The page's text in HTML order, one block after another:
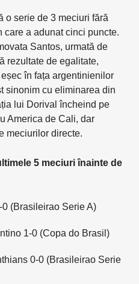
o serie de 3 meciuri fără
care a adunat cinci puncte.
Santos, urmată de
rezultate de egalitate,
în fața argentinienilor
sinonim cu eliminarea din
lui Dorival încheind pe
America de Cali, dar
meciurilor directe.
5 meciuri înainte de
(Brasileirao Serie A)
1-0 (Copa do Brasil)
0-0 (Brasileirao Serie